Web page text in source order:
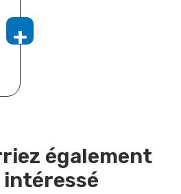
également